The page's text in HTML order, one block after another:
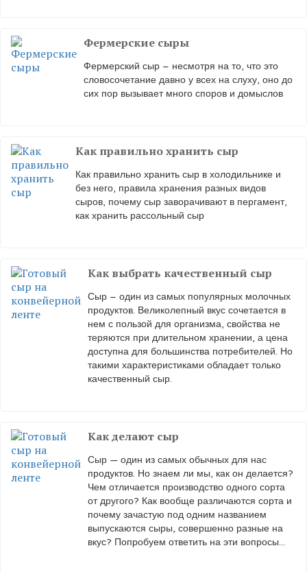
Фермерские сыры
Фермерский сыр – несмотря на то, что это
словосочетание давно у всех на слуху, оно до
сих пор вызывает много споров и домыслов
Как правильно хранить сыр
Как правильно хранить сыр в холодильнике и
без него, правила хранения разных видов
сыров, почему сыр заворачивают в пергамент,
как хранить рассольный сыр
Как выбрать качественный сыр
Сыр – один из самых популярных молочных
продуктов. Великолепный вкус сочетается в
нем с пользой для организма, свойства не
теряются при длительном хранении, а цена
доступна для большинства потребителей. Но
такими характеристиками обладает только
качественный сыр.
Как делают сыр
Сыр — один из самых обычных для нас
продуктов. Но знаем ли мы, как он делается?
Чем отличается производство одного сорта
от другого? Как вообще различаются сорта и
почему зачастую под одним названием
выпускаются сыры, совершенно разные на
вкус? Попробуем ответить на эти вопросы...